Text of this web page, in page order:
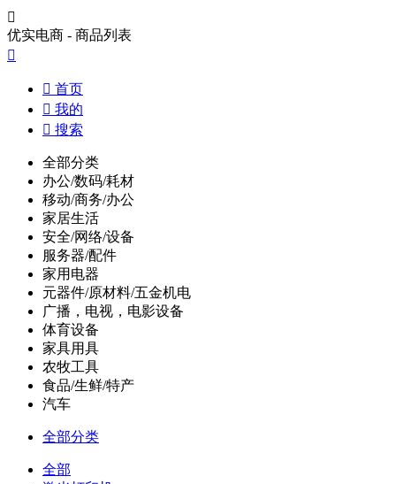

优实电商 - 商品列表

 首页
 我的
 搜索
全部分类
办公/数码/耗材
移动/商务/办公
家居生活
安全/网络/设备
服务器/配件
家用电器
元器件/原材料/五金机电
广播，电视，电影设备
体育设备
家具用具
农牧工具
食品/生鲜/特产
汽车
全部分类
全部